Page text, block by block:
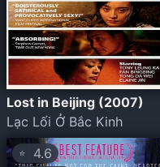
Lost in Beijing (2007)
Lạc Lối Ở Bắc Kinh
⭐ 4.6